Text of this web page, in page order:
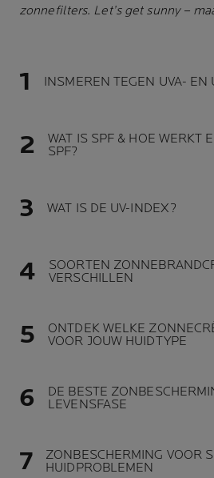
zonnefilters. Let’s get sunny –
INSMEREN TEGEN UVA- EN
WAT IS SPF & HOE WERKT
SPF?
WAT IS DE UV-INDEX?
SOORTEN
VERSCHILLEN
ONTDEK WELKE
VOOR JOUW HUIDTYPE
DE BESTE
LEVENSFASE
ZONBESCHERMING VOOR
HUIDPROBLEMEN